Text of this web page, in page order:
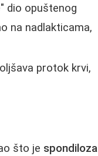
dio opuštenog
na nadlakticama,
protok krvi,
što je spondiloza